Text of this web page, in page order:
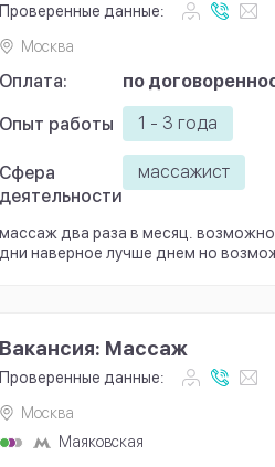
Проверенные данные:
Москва
Оплата: по
Опыт работы 1 - 3 года
Сфера
деятельности
массажист
массаж два раза в месяц.
дни наверное лучше днем но
Вакансия: Массаж
Проверенные данные:
Москва
Маяковская